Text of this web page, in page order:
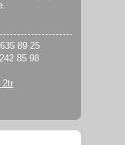
89 25
85 98
2tr